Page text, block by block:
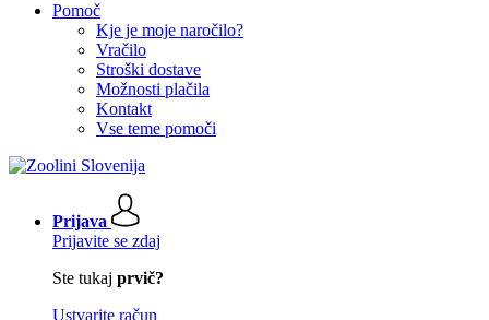
Pomoč
Kje je moje naročilo?
Vračilo
Stroški dostave
Možnosti plačila
Kontakt
Vse teme pomoči
Prijava
Prijavite se zdaj
Ste tukaj prvič?
Ustvarite račun